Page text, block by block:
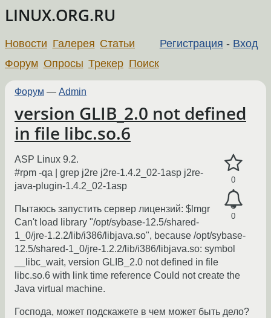
LINUX.ORG.RU
Регистрация - Вход
Новости Галерея Статьи
Форум Опросы Трекер Поиск
Форум — Admin
version GLIB_2.0 not defined
in file libc.so.6
0
0
ASP Linux 9.2.
#rpm -qa | grep j2re j2re-1.4.2_02-1asp j2re-
java-plugin-1.4.2_02-1asp
Пытаюсь запустить сервер лицензий: $lmgr
Can't load library "/opt/sybase-12.5/shared-
1_0/jre-1.2.2/lib/i386/libjava.so", because /opt/sybase-
12.5/shared-1_0/jre-1.2.2/lib/i386/libjava.so: symbol
__libc_wait, version GLIB_2.0 not defined in file
libc.so.6 with link time reference Could not create the
Java virtual machine.
Господа, может подскажете в чем может быть дело?